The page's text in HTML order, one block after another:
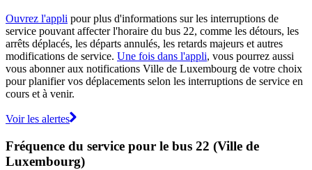
Ouvrez l'appli pour plus d'informations sur les interruptions de
service pouvant affecter l'horaire du bus 22, comme les détours, les
arrêts déplacés, les départs annulés, les retards majeurs et autres
modifications de service. Une fois dans l'appli, vous pourrez aussi
vous abonner aux notifications Ville de Luxembourg de votre choix
pour planifier vos déplacements selon les interruptions de service en
cours et à venir.
Voir les alertes
Fréquence du service pour le bus 22 (Ville de
Luxembourg)